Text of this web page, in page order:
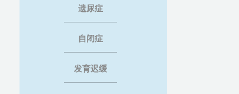
遗尿症
自闭症
发育迟缓